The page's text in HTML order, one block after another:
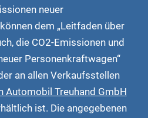
neuer
dem „Leitfaden über
die CO2-Emissionen und
Personenkraftwagen“
an allen Verkaufsstellen
Automobil Treuhand GmbH
ist. Die angegebenen